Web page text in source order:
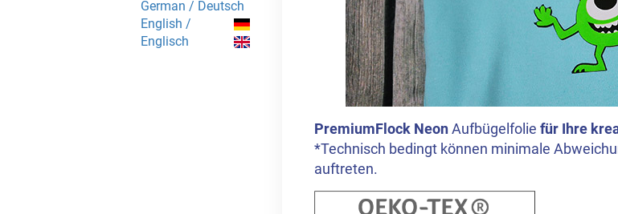
PremiumFlock NeonAufbügelfolie für Ihre
*Technisch bedingt können minimale
auftreten.
German / Deutsch
English /
Englisch